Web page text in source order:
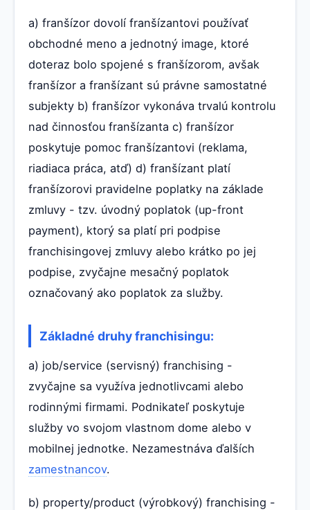
a) franšízor dovolí franšízantovi používať
obchodné meno a jednotný image, ktoré
doteraz bolo spojené s franšízorom, avšak
franšízor a franšízant sú právne samostatné
subjekty b) franšízor vykonáva trvalú kontrolu
nad činnosťou franšízanta c) franšízor
poskytuje pomoc franšízantovi (reklama,
riadiaca práca, atď) d) franšízant platí
franšízorovi pravidelne poplatky na základe
zmluvy - tzv. úvodný poplatok (up-front
payment), ktorý sa platí pri podpise
franchisingovej zmluvy alebo krátko po jej
podpise, zvyčajne mesačný poplatok
označovaný ako poplatok za služby.
Základné druhy franchisingu:
a) job/service (servisný) franchising -
zvyčajne sa využíva jednotlivcami alebo
rodinnými firmami. Podnikateľ poskytuje
služby vo svojom vlastnom dome alebo v
mobilnej jednotke. Nezamestnáva ďalších
zamestnancov.
b) property/product (výrobkový) franchising -